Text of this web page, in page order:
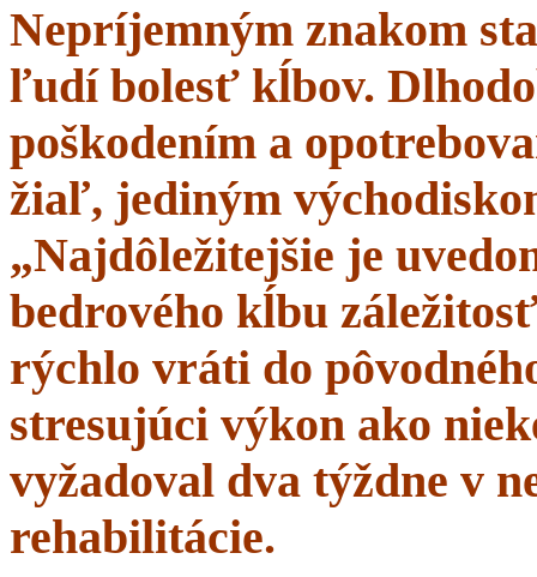
Nepríjemným znakom
ľudí bolesť kĺbov.
poškodením a
žiaľ, jediným
„Najdôležitejšie je
bedrového kĺbu
rýchlo vráti do
stresujúci výkon ako
vyžadoval dva týždne v
rehabilitácie.